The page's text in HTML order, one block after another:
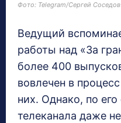
Фото: Telegram/Сергей Соседов
Ведущий
работы над «За
более 400
вовлечен в
них. Однако, по
телеканала даже